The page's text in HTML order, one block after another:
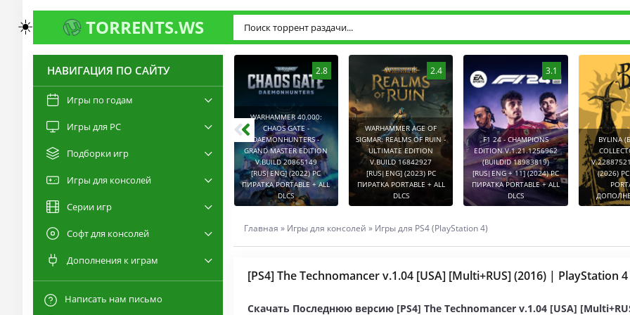
TORRENTS.WS
НАВИГАЦИЯ ПО САЙТУ
Игры по годам
Игры для PC
Подборки игр
Игры для консолей
Серии игр
Софт для консолей
Дополнения к играм
Написать нам письмо
3.0
RESIDENT EVIL 9:
REQUIEM - DELUXE
EDITION V.BUILD
(2026) PC ПИРАТКА
[RUS|ENG] (2026) PC
2.8
WARHAMMER 40,000:
CHAOS GATE -
DAEMONHUNTERS -
GRAND MASTER EDITION
V.BUILD 20865149
[RUS|ENG] (2022) PC
ПИРАТКА PORTABLE + ALL
DLCS
2.4
WARHAMMER AGE OF
SIGMAR: REALMS OF RUIN -
ULTIMATE EDITION
V.BUILD 16842927
[RUS|ENG] (2023) PC
ПИРАТКА PORTABLE + ALL
DLCS
3.1
F1 24 - CHAMPIONS
EDITION V.1.21.1256962
(BUILDID 18983819)
[RUS|ENG + 11] (2024) PC
ПИРАТКА PORTABLE + ALL
DLCS
BYLINA
(2026)
Главная » Игры для консолей » Игры для PS4 (PlayStation 4)
[PS4] The Technomancer v.1.04 [USA] [Multi+RUS] (2016) | PlayStation 4
Скачать Последнюю версию [PS4] The Technomancer v.1.04 [USA]
☀️